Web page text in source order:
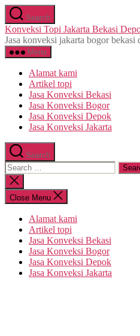
Skip
to
the
content
Search
Konveksi Topi Jakarta Bekasi
Jasa konveksi jakarta bogor bekasi
Menu
Alamat kami
Artikel topi
Jasa Konveksi Bekasi
Jasa Konveksi Bogor
Jasa Konveksi Depok
Jasa Konveksi Jakarta
Search
Search
for:
Close
search
Close Menu
Alamat kami
Artikel topi
Jasa Konveksi Bekasi
Jasa Konveksi Bogor
Jasa Konveksi Depok
Jasa Konveksi Jakarta